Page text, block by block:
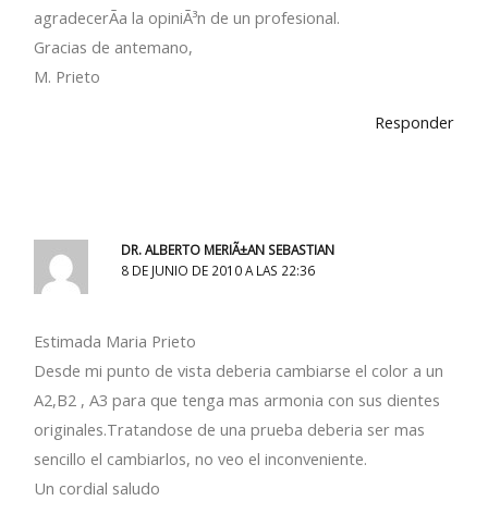
agradecerÃ­a la opiniÃ³n de un profesional.
Gracias de antemano,
M. Prieto
Responder
DR. ALBERTO MERIÃ±AN SEBASTIAN
8 DE JUNIO DE 2010 A LAS 22:36
Estimada Maria Prieto
Desde mi punto de vista deberia cambiarse el color a un
A2,B2 , A3 para que tenga mas armonia con sus dientes
originales.Tratandose de una prueba deberia ser mas
sencillo el cambiarlos, no veo el inconveniente.
Un cordial saludo